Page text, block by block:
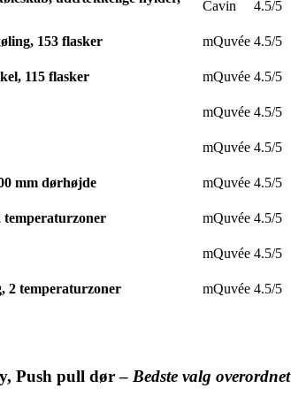
Cavin 4.5/5
153 flasker
mQuvée 4.5/5
115 flasker
mQuvée 4.5/5
mQuvée 4.5/5
mQuvée 4.5/5
mm dørhøjde
mQuvée 4.5/5
temperaturzoner
mQuvée 4.5/5
mQuvée 4.5/5
2 temperaturzoner
mQuvée 4.5/5
Push pull dør – Bedste valg overordnet